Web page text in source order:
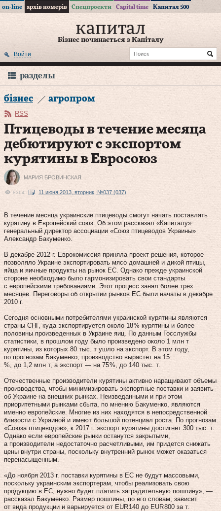
on-line архів номерів Спецпроекти Capital time Капитал 500
Бізнес починається з Капіталу
Войти
разделы
бізнес агропром
RSS
Птицеводы в течение месяца
дебютируют с экспортом
курятины в Евросоюз
МАРИЯ БРОВИНСКАЯ
8364 11 июня 2013, вторник, №037 (037)
В течение месяца украинские птицеводы смогут начать поставлять
курятину в Европейский союз. Об этом рассказал «Капиталу»
генеральный директор ассоциации «Союз птицеводов Украины»
Александр Бакуменко.
В декабре 2012 г. Еврокомиссия приняла проект решения, которое
позволяло Украине экспортировать мясо домашней и дикой птицы,
яйца и яичные продукты на рынок ЕС. Однако прежде украинской
стороне необходимо было гармонизировать свои стандарты
с европейскими требованиями. Этот процесс занял более трех
месяцев. Переговоры об открытии рынков ЕС были начаты в декабре
2010 г.
Сегодня основными потребителями украинской курятины являются
страны СНГ, куда экспортируется около 18 % курятины и более
половины произведенных в Украине яиц. По данным Госслужбы
статистики, в прошлом году было произведено около 1 млн т
курятины, из которых 80 тыс. т ушло на экспорт. В этом году,
по прогнозам Бакуменко, производство вырастет на 15
%, до 1,2 млн т, а экспорт — на 75 %, до 140 тыс. т.
Отечественные производители курятины активно наращивают объемы
производства, чтобы минимизировать экспортные поставки и заявить
об Украине на внешних рынках. Неизведанными и при этом
приоритетными рынками сбыта, по мнению Бакуменко, являются
именно европейские. Многие из них находятся в непосредственной
близости с Украиной и имеют большой потенциал роста. По прогнозам
«Союза птицеводов», к 2017 г. экспорт курятины достигнет 300 тыс. т.
Однако если европейские рынки останутся закрытыми,
а производители недостаточно расчетливыми, им придется снижать
цены внутри страны, поскольку внутренний рынок может оказаться
перенасыщенным.
«До ноября 2013 г. поставки курятины в ЕС не будут массовыми,
поскольку украинским экспортерам, чтобы реализовать свою
продукцию в ЕС, нужно будет платить заградительную пошлину», —
рассказал Бакуменко. Размер пошлины, по его словам, зависит
от вида продукции и варьируется от EUR 140 до EUR 800 за т.